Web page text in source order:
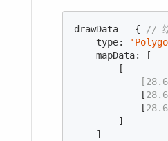
drawData = {
//
    type:
    mapData: [
        [
            [
            [
        ]
    ]